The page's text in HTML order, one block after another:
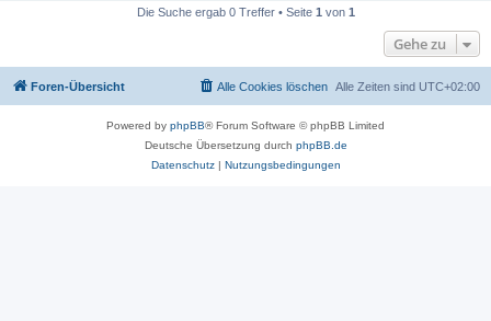
Die Suche ergab 0 Treffer • Seite 1 von 1
Gehe zu
Foren-Übersicht Alle Zeiten sind UTC+02:00
Alle Cookies löschen
Powered by phpBB® Forum Software © phpBB Limited
Deutsche Übersetzung durch phpBB.de
Datenschutz| Nutzungsbedingungen